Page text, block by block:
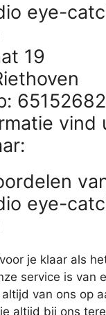
eye-
19
vind
eye-
je klaar als
service is van
van ons op
altijd bij ons